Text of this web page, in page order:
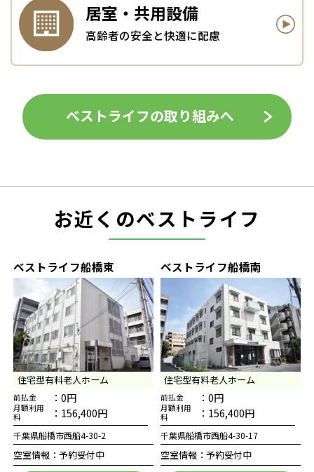
居室・ 共用設備
高齢者の安全と快適に配慮
ベストライフの取り組みへ
お近くのベストライフ
ベストライフ船橋東
住宅型有料老人ホーム
前払金 ：0円
月額利用
料
：156,400円
千葉県船橋市西船4-30-2
空室情報：予約受付中
ベストライフ船橋南
住宅型有料老人ホーム
前払金 ：0円
月額利用
料
：156,400円
千葉県船橋市西船4-30-17
空室情報：予約受付中